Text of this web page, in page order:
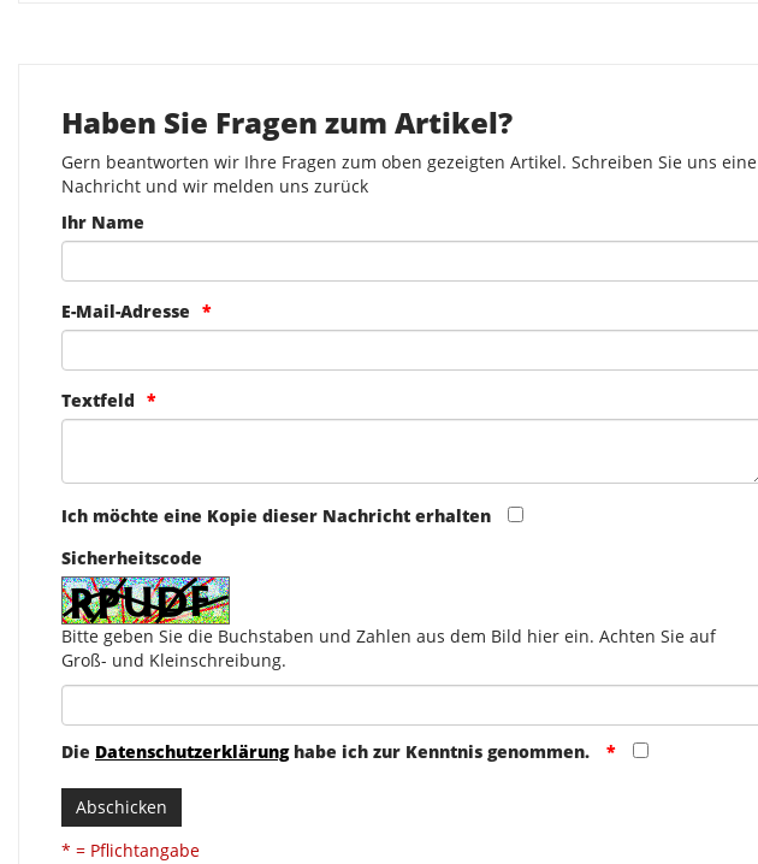
Haben Sie Fragen zum Artikel?
Gern beantworten wir Ihre Fragen zum oben gezeigten Artikel. Schreiben Sie uns eine
Nachricht und wir melden uns zurück
Ihr Name
E-Mail-Adresse
Textfeld
Ich möchte eine Kopie dieser Nachricht erhalten
Sicherheitscode
Bitte geben Sie die Buchstaben und Zahlen aus dem Bild hier ein. Achten Sie auf
Groß- und Kleinschreibung.
Die Datenschutzerklärunghabe ich zur Kenntnis genommen.
Abschicken
* = Pflichtangabe